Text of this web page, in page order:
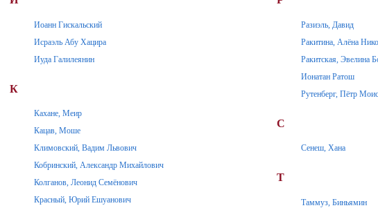
Иоанн Гискальский
Исраэль Абу Хацира
Иуда Галилеянин
К
Кахане, Меир
Кацав, Моше
Климовский, Вадим Львович
Кобринский, Александр Михайлович
Колганов, Леонид Семёнович
Красный, Юрий Ешуанович
Разиэль, Давид
Ракитина, Алёна
Ракитская, Эвелина
Ионатан Ратош
Рутенберг, Пётр
С
Сенеш, Хана
Т
Таммуз, Биньямин